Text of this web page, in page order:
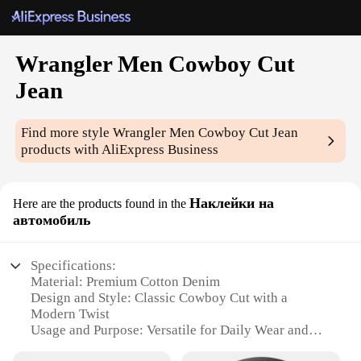
Wrangler Men Cowboy Cut
Jean
Find more styleWrangler Men Cowboy Cut Jean
products with AliExpress Business
Here are the products found in the Наклейки на
автомобиль
Specifications:
Material: Premium Cotton Denim
Design and Style: Classic Cowboy Cut with a
Modern Twist
Usage and Purpose: Versatile for Daily Wear and